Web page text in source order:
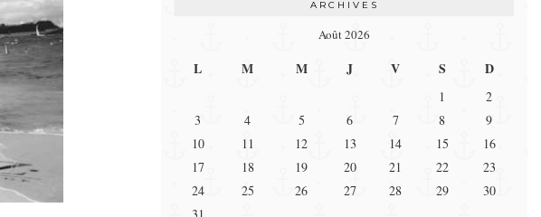
ARCHIVES
Août 2026
L M M J V S D
1
2
3
4 5 6 7 8
9
10
11 12 13 14 15
16
17
18 19 20 21 22
23
24
25 26 27 28 29
30